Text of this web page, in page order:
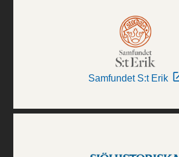
Samfundet S:t Erik